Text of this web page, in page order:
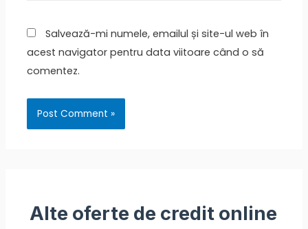
Salvează-mi numele, emailul și site-ul web în
acest navigator pentru data viitoare când o să
comentez.
Alte oferte de credit online